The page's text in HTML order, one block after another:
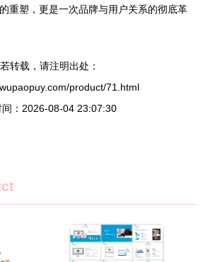
重塑，更是一次品牌与用户关系的彻底革
转载，请注明出处：
product/71.html
间：2026-08-04 23:07:30